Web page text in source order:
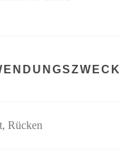
Rücken